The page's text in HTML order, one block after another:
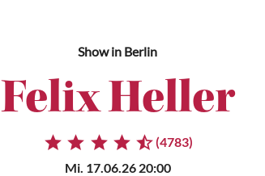
Showin Berlin
Felix Heller
(4783)
Mi. 17.06.26 20:00